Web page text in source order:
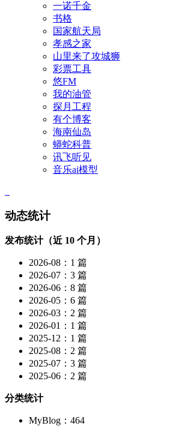
一诺千金
书格
国家航天局
孝感之家
山里来了攻城狮
彩票工具
悠FM
我的油管
探月工程
有个博客
海南仙岛
蟒蛇科普
讯飞听见
音乐ai模型
动态统计
发布统计（近 10 个月）
2026-08：1 篇
2026-07：3 篇
2026-06：8 篇
2026-05：6 篇
2026-03：2 篇
2026-01：1 篇
2025-12：1 篇
2025-08：2 篇
2025-07：3 篇
2025-06：2 篇
分类统计
MyBlog：464